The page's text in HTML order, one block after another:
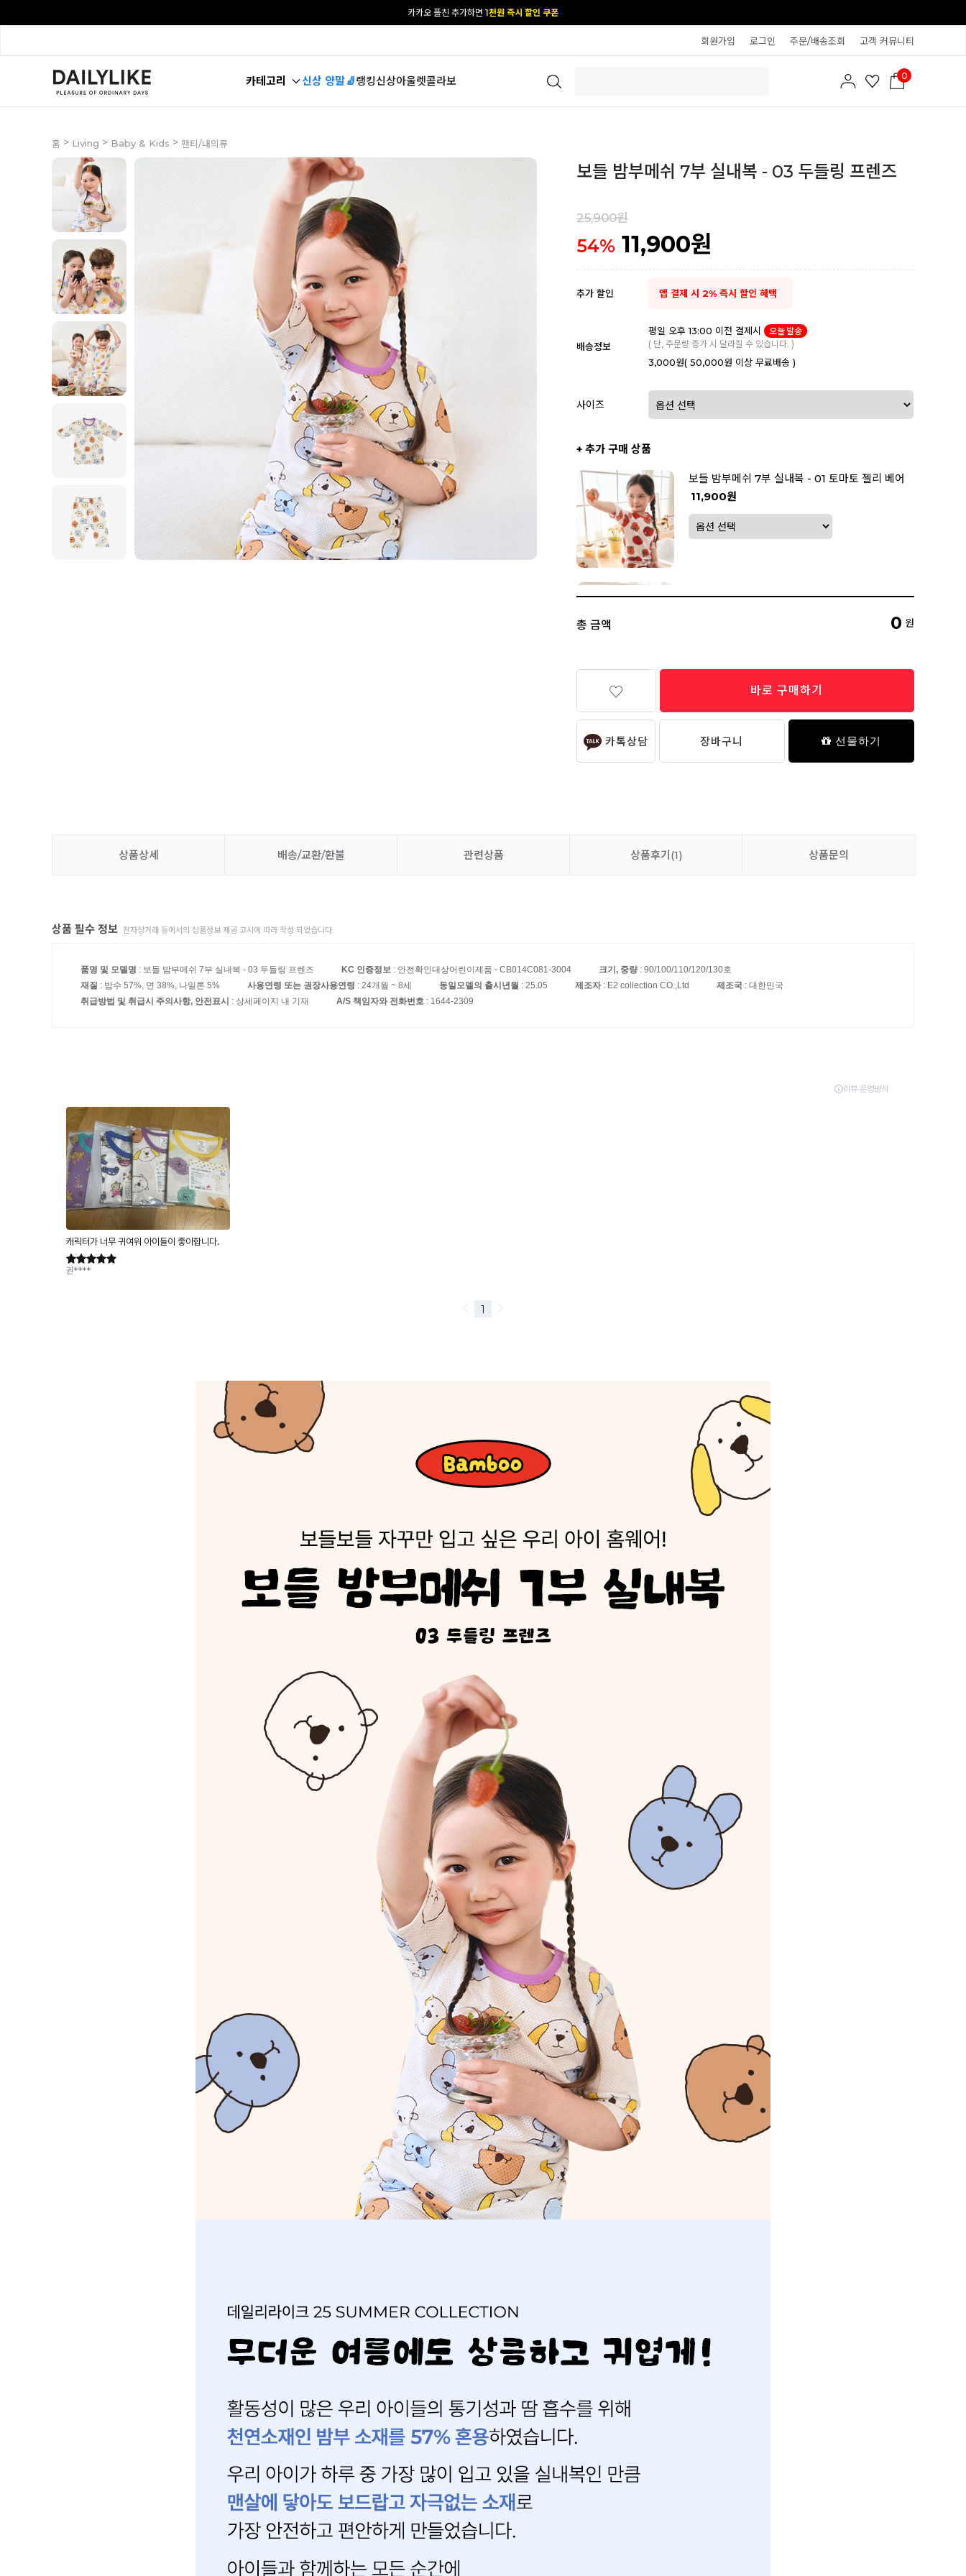
카카오 플친 추가하면 1천원 즉시 할인 쿠폰
회원가입 로그인 주문/배송조회 고객 커뮤니티
카테고리 신상 양말🧦랭킹신상아울렛콜라보 0
홈 > Living > Baby & Kids > 팬티/내의류
보들 밤부메쉬 7부 실내복 - 03 두들링 프렌즈
25,900원
54% 11,900원
추가 할인 앱 결제 시 2% 즉시 할인 혜택
배송정보
평일 오후 13:00 이전 결제시
오늘 발송
( 단, 주문량 증가 시 달라질 수 있습니다. )
3,000원( 50,000원 이상 무료배송 )
사이즈
+ 추가 구매 상품
보들 밤부메쉬 7부 실내복 - 01 토마토 젤리 베어
11,900원
11,900원
총 금액 0 원
바로 구매하기
카톡상담 장바구니 선물하기
상품상세 배송/교환/환불 관련상품 상품후기(1) 상품문의
상품 필수 정보 전자상거래 등에서의 상품정보 제공 고시에 따라 작성 되었습니다.
품명 및 모델명 : 보들 밤부메쉬 7부 실내복 - 03 두들링 프렌즈 KC 인증정보 : 안전확인대상어린이제품 - CB014C081-3004 크기, 중량: 90/100/110/120/130호
재질 : 밤수 57%, 면 38%, 나일론 5% 사용연령 또는 권장사용연령 : 24개월 ~ 8세 동일모델의 출시년월 : 25.05 제조자: E2 collection CO.,Ltd 제조국 : 대한민국
취급방법 및 취급시 주의사항, 안전표시 : 상세페이지 내 기재 A/S 책임자와 전화번호 : 1644-2309